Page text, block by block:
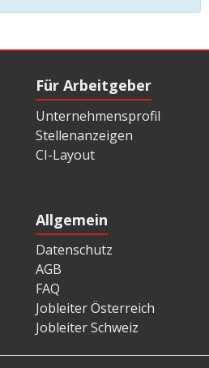
Für Arbeitgeber
Unternehmensprofil
Stellenanzeigen
CI-Layout
Allgemein
Datenschutz
AGB
FAQ
Jobleiter Österreich
Jobleiter Schweiz